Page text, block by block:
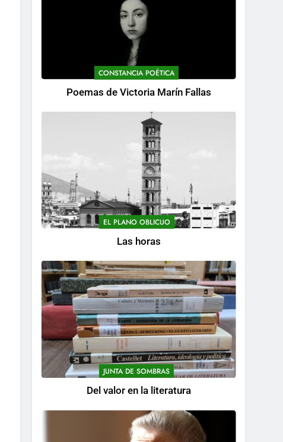
CONSTANCIA POÉTICA
Poemas de Victoria Marín Fallas
EL PLANO OBLICUO
Las horas
JUNTA DE SOMBRAS
Del valor en la literatura